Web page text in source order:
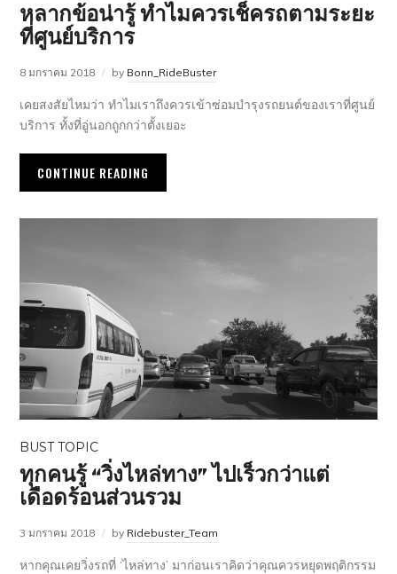
หลากข้อน่ารู้ ทำไมควรเช็ครถตามระยะ
ที่ศูนย์บริการ
8 มกราคม 2018 by Bonn_RideBuster
เคยสงสัยไหมว่า ทำไมเราถึงควรเข้าซ่อมบำรุงรถยนต์ของเราที่ศูนย์
บริการ ทั้งที่อู่นอกถูกกว่าตั้งเยอะ
CONTINUE READING
BUST TOPIC
ทุกคนรู้ “วิ่งไหล่ทาง” ไปเร็วกว่าแต่
เดือดร้อนส่วนรวม
3 มกราคม 2018 by Ridebuster_Team
หากคุณเคยวิ่งรถที่ ‘ไหล่ทาง’ มาก่อนเราคิดว่าคุณควรหยุดพฤติกรรม